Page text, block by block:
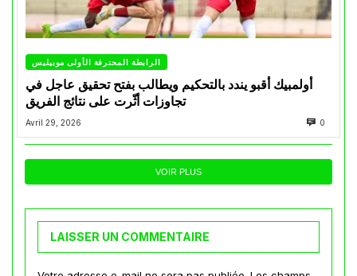
الرابطة المحترفة الأولى موبيليس
أولمبيك أقبو يندد بالتحكيم ويطالب بفتح تحقيق عاجل في
تجاوزات أثّرت على نتائج الفريق
Avril 29, 2026 0
VOIR PLUS
LAISSER UN COMMENTAIRE